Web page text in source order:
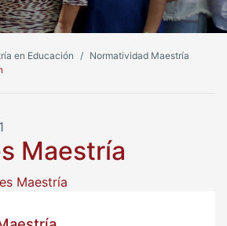
en Educación
Normatividad Maestría
Maestría
Maestría